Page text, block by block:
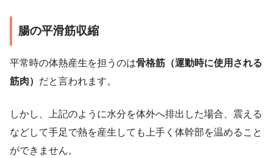
腸の平滑筋収縮
平常時の体熱産生を担うのは骨格筋（運動時に使用される
筋肉） だと言われます。
しかし、上記のように水分を体外へ排出した場合、震える
などして手足で熱を産生しても上手く体幹部を温めること
ができません。